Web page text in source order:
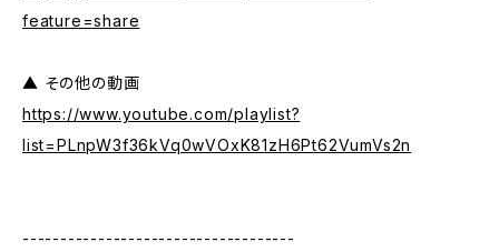
feature=share
▲ その他の動画
https://www.youtube.com/playlist?
list=PLnpW3f36kVq0wVOxK81zH6Pt62VumVs2n
------------------------------------